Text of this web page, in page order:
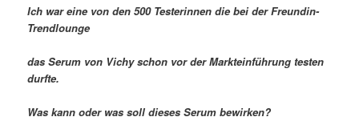
Ich war eine von den 500 Testerinnen die bei der Freundin-
Trendlounge
das Serum von Vichy schon vor der Markteinführung testen
durfte.
Was kann oder was soll dieses Serum bewirken?